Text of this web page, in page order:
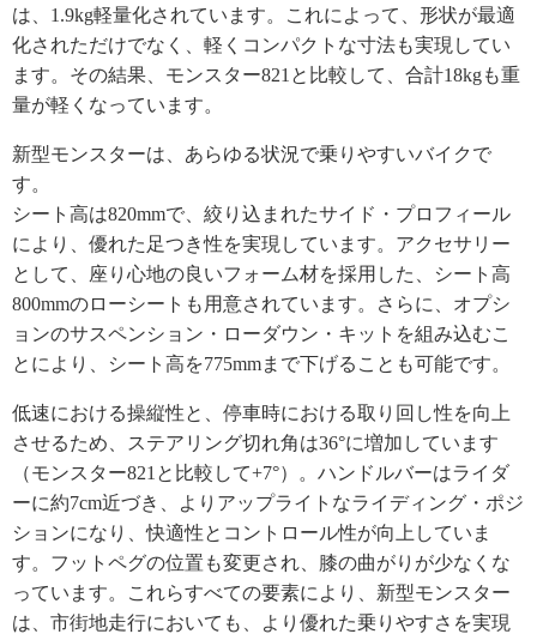
は、1.9kg軽量化されています。これによって、形状が最適
化されただけでなく、軽くコンパクトな寸法も実現してい
ます。その結果、モンスター821と比較して、合計18kgも重
量が軽くなっています。
新型モンスターは、あらゆる状況で乗りやすいバイクで
す。
シート高は820mmで、絞り込まれたサイド・プロフィール
により、優れた足つき性を実現しています。アクセサリー
として、座り心地の良いフォーム材を採用した、シート高
800mmのローシートも用意されています。さらに、オプシ
ョンのサスペンション・ローダウン・キットを組み込むこ
とにより、シート高を775mmまで下げることも可能です。
低速における操縦性と、停車時における取り回し性を向上
させるため、ステアリング切れ角は36°に増加しています
（モンスター821と比較して+7°）。ハンドルバーはライダ
ーに約7cm近づき、よりアップライトなライディング・ポジ
ションになり、快適性とコントロール性が向上していま
す。フットペグの位置も変更され、膝の曲がりが少なくな
っています。これらすべての要素により、新型モンスター
は、市街地走行においても、より優れた乗りやすさを実現